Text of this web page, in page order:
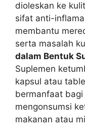
dioleskan ke
sifat anti-
membantu
serta masalah
dalam Bentuk
Suplemen
kapsul atau
bermanfaat
mengonsumsi
makanan atau